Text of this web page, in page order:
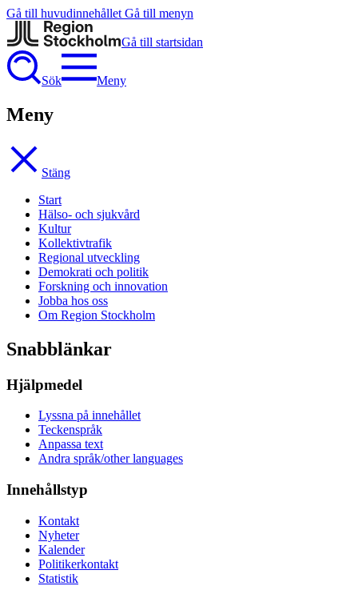
Gå till huvudinnehållet Gå till menyn
Gå till startsidan
Sök Meny
Meny
Stäng
Start
Hälso- och sjukvård
Kultur
Kollektivtrafik
Regional utveckling
Demokrati och politik
Forskning och innovation
Jobba hos oss
Om Region Stockholm
Snabblänkar
Hjälpmedel
Lyssna på innehållet
Teckenspråk
Anpassa text
Andra språk/other languages
Innehållstyp
Kontakt
Nyheter
Kalender
Politikerkontakt
Statistik